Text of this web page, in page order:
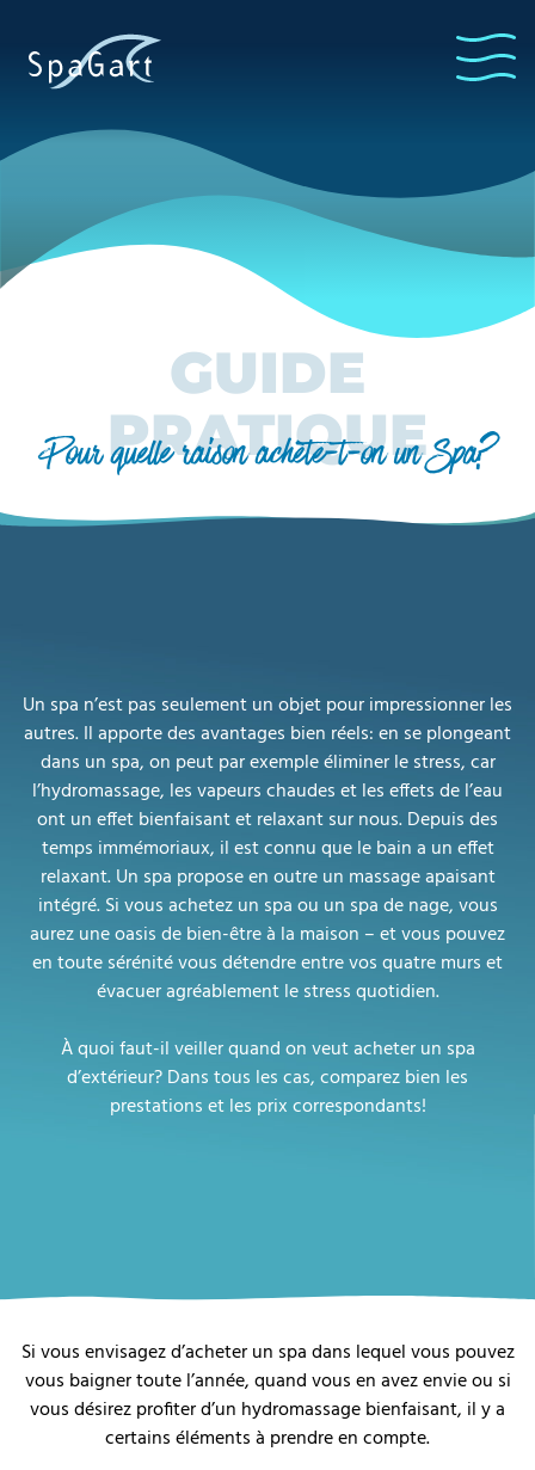
GUIDE
PRATIQUE
Pour quelle raison achète-t-on un Spa?
Un spa n’est pas seulement un objet pour impressionner les
autres. Il apporte des avantages bien réels: en se plongeant
dans un spa, on peut par exemple éliminer le stress, car
l’hydromassage, les vapeurs chaudes et les effets de l’eau
ont un effet bienfaisant et relaxant sur nous. Depuis des
temps immémoriaux, il est connu que le bain a un effet
relaxant. Un spa propose en outre un massage apaisant
intégré. Si vous achetez un spa ou un spa de nage, vous
aurez une oasis de bien-être à la maison – et vous pouvez
en toute sérénité vous détendre entre vos quatre murs et
évacuer agréablement le stress quotidien.
À quoi faut-il veiller quand on veut acheter un spa
d’extérieur? Dans tous les cas, comparez bien les
prestations et les prix correspondants!
Si vous envisagez d’acheter un spa dans lequel vous pouvez
vous baigner toute l’année, quand vous en avez envie ou si
vous désirez profiter d’un hydromassage bienfaisant, il y a
certains éléments à prendre en compte.